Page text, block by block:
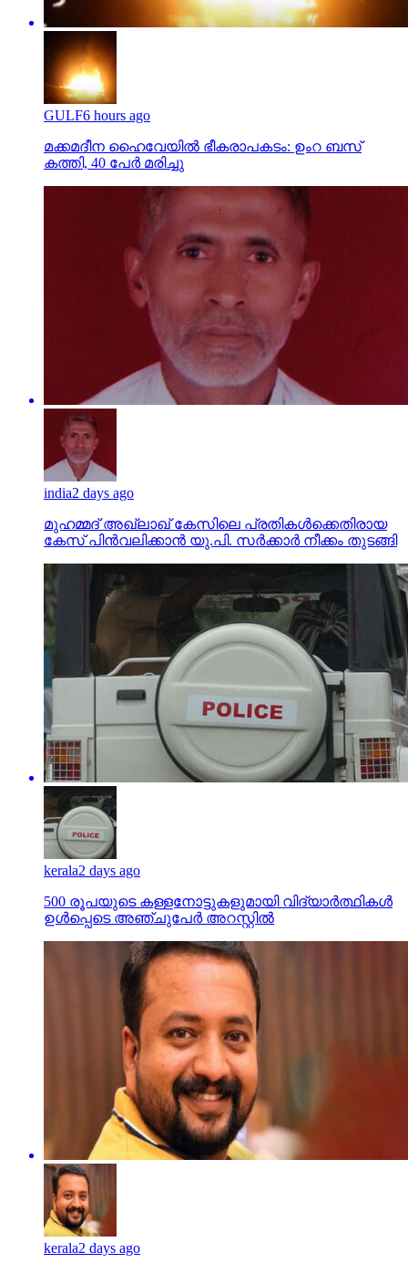
GULF6 hours ago
മക്കമദീന ഹൈവേയില്‍ ഭീകരാപകടം: ഉംറ ബസ്
കത്തി, 40 പേര്‍ മരിച്ചു
india2 days ago
മുഹമ്മദ് അഖ്‌ലാഖ് കേസിലെ പ്രതികള്‍ക്കെതിരായ
കേസ് പിന്‍വലിക്കാന്‍ യു.പി. സര്‍ക്കാര്‍ നീക്കം തുടങ്ങി
kerala2 days ago
500 രൂപയുടെ കള്ളനോട്ടുകളുമായി വിദ്യാര്‍ത്ഥികള്‍
ഉള്‍പ്പെടെ അഞ്ചുപേര്‍ അറസ്റ്റില്‍
kerala2 days ago